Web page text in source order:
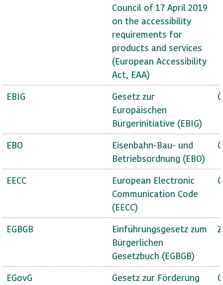
Council of 17 April 2019
on the accessibility
requirements for
products and services
(European Accessibility
Act, EAA)
EBIG
Gesetz zur
Europäischen
Bürgerinitiative (EBIG)
EBO
Eisenbahn-Bau- und
Betriebsordnung (EBO)
EECC
European Electronic
Communication Code
(EECC)
EGBGB
Einführungsgesetz zum
Bürgerlichen
Gesetzbuch (EGBGB)
EGovG
Gesetz zur Förderung